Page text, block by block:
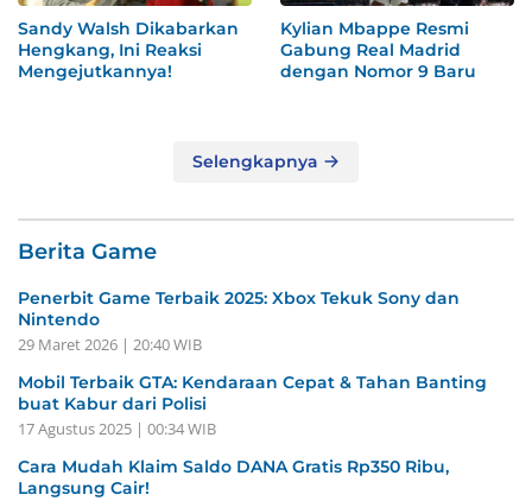
Sandy Walsh Dikabarkan
Hengkang, Ini Reaksi
Mengejutkannya!
Kylian Mbappe Resmi
Gabung Real Madrid
dengan Nomor 9 Baru
Selengkapnya
Berita Game
Penerbit Game Terbaik 2025: Xbox Tekuk Sony dan
Nintendo
29 Maret 2026 | 20:40 WIB
Mobil Terbaik GTA: Kendaraan Cepat & Tahan Banting
buat Kabur dari Polisi
17 Agustus 2025 | 00:34 WIB
Cara Mudah Klaim Saldo DANA Gratis Rp350 Ribu,
Langsung Cair!